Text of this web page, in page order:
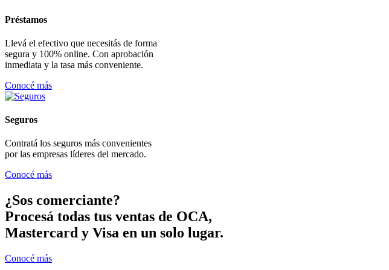
Préstamos
Llevá el efectivo que necesitás de forma
segura y 100% online. Con aprobación
inmediata y la tasa más conveniente.
Conocé más
Seguros
Contratá los seguros más convenientes
por las empresas líderes del mercado.
Conocé más
¿Sos comerciante?
Procesá todas tus ventas de OCA,
Mastercard y Visa en un solo lugar.
Conocé más